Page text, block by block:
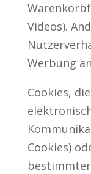
Videos).
Werbung
Cookies,
Cookies)